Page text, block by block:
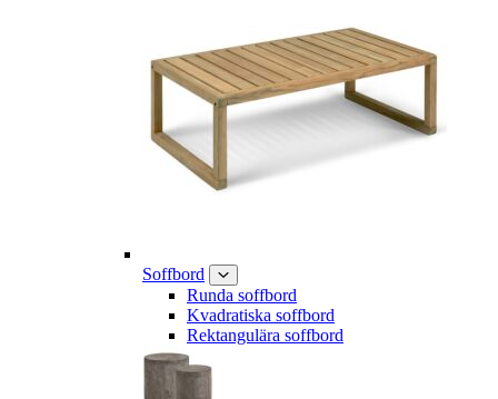
Soffbord
Runda soffbord
Kvadratiska soffbord
Rektangulära soffbord